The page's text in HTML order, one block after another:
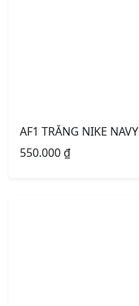
AF1 TRẮNG NIKE NAVY
550.000₫